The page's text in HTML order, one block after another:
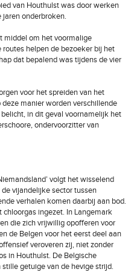
van Houthulst was door werken
onderbroken.
middel om het voormalige
helpen de bezoeker bij het
dat bepalend was tijdens de vier
voor het spreiden van het
manier worden verschillende
in dit geval voornamelijk het
ondervoorzitter van
volgt het wisselend
vijandelijke sector tussen
verhalen komen daarbij aan bod.
ingezet. In Langemark
die zich vrijwillig opofferen voor
de Belgen voor het eerst deel aan
veroveren zij, niet zonder
in Houthulst. De Belgische
getuige van de hevige strijd.